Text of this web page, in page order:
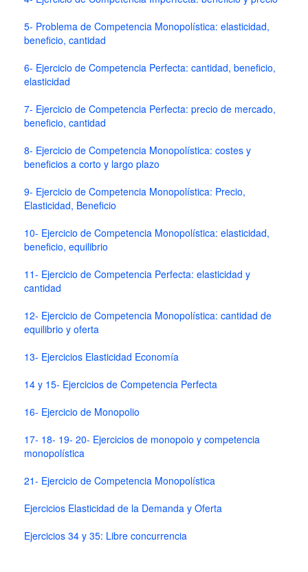
5- Problema de Competencia Monopolística: elasticidad,
beneficio, cantidad
6- Ejercicio de Competencia Perfecta: cantidad, beneficio,
elasticidad
7- Ejercicio de Competencia Perfecta: precio de mercado,
beneficio, cantidad
8- Ejercicio de Competencia Monopolística: costes y
beneficios a corto y largo plazo
9- Ejercicio de Competencia Monopolística: Precio,
Elasticidad, Beneficio
10- Ejercicio de Competencia Monopolística: elasticidad,
beneficio, equilibrio
11- Ejercicio de Competencia Perfecta: elasticidad y
cantidad
12- Ejercicio de Competencia Monopolística: cantidad de
equilibrio y oferta
13- Ejercicios Elasticidad Economía
14 y 15- Ejercicios de Competencia Perfecta
16- Ejercicio de Monopolio
17- 18- 19- 20- Ejercicios de monopoio y competencia
monopolística
21- Ejercicio de Competencia Monopolística
Ejercicios Elasticidad de la Demanda y Oferta
Ejercicios 34 y 35: Libre concurrencia